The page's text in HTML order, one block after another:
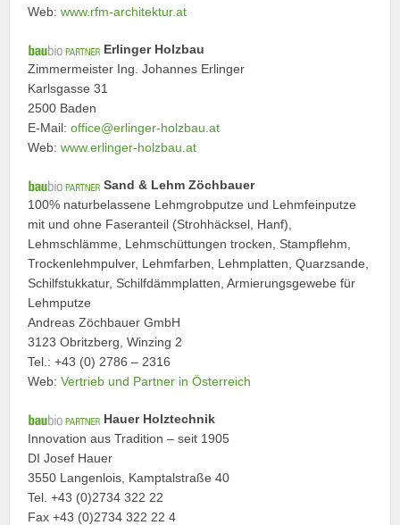
Web:www.rfm-architektur.at
Erlinger Holzbau
Zimmermeister Ing. Johannes Erlinger
Karlsgasse 31
2500 Baden
E-Mail:office@erlinger-holzbau.at
Web:www.erlinger-holzbau.at
Sand & Lehm Zöchbauer
100% naturbelassene Lehmgrobputze und Lehmfeinputze
mit und ohne Faseranteil (Strohhäcksel, Hanf),
Lehmschlämme, Lehmschüttungen trocken, Stampflehm,
Trockenlehmpulver, Lehmfarben, Lehmplatten, Quarzsande,
Schilfstukkatur, Schilfdämmplatten, Armierungsgewebe für
Lehmputze
Andreas Zöchbauer GmbH
3123 Obritzberg, Winzing 2
Tel.: +43 (0) 2786 – 2316
Web:Vertrieb und Partner in Österreich
Hauer Holztechnik
Innovation aus Tradition – seit 1905
DI Josef Hauer
3550 Langenlois, Kamptalstraße 40
Tel. +43 (0)2734 322 22
Fax +43 (0)2734 322 22 4